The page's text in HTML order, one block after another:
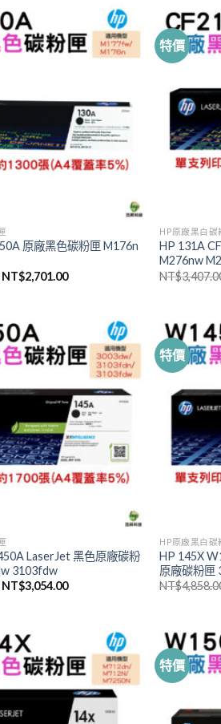
NT$4,391.00。 NT$4,172.00。
原廠黑色碳粉匣 M176n
原
NT$2,813.00。
NT$2,701.00目
NT$2,701.00。
特價
HP原廠黑白碳
HP 131A
M276nw
NT$
LaserJet 黑色原廠碳粉
3103fdw
原
NT$3,054.00目
NT$3,054.00。
特價
HP原廠黑白碳
HP 145X
原廠碳粉匣
NT$
特價